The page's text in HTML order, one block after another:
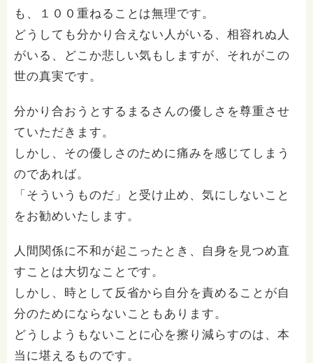
も、１００重ねることは無理です。
どうしても分かり合えない人がいる、相容れぬ人
がいる、どこか悲しい気もしますが、それがこの
世の真実です。
分かり合おうとするまるさんの優しさを尊重させ
ていただきます。
しかし、その優しさのために痛みを感じてしまう
のであれば。
「そういうものだ」と受け止め、気にしないこと
をお勧めいたします。
人間関係に不和が起こったとき、自身を見つめ直
すことは大切なことです。
しかし、時として反省から自分を責めることが自
分のためにならないこともあります。
どうしようもないことに心を擦り減らすのは、本
当に堪えるものです。